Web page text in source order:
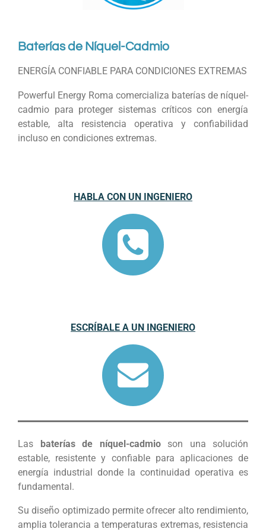
Baterías de Níquel-Cadmio
ENERGÍA CONFIABLE PARA CONDICIONES EXTREMAS
Powerful Energy Roma comercializa baterías de níquel-
cadmio para proteger sistemas críticos con energía
estable, alta resistencia operativa y confiabilidad
incluso en condiciones extremas.
HABLA CON UN INGENIERO
ESCRÍBALE A UN INGENIERO
Las baterías de níquel-cadmioson una solución
estable, resistente y confiable para aplicaciones de
energía industrial donde la continuidad operativa es
fundamental.
Su diseño optimizado permite ofrecer alto rendimiento,
amplia tolerancia a temperaturas extremas, resistencia